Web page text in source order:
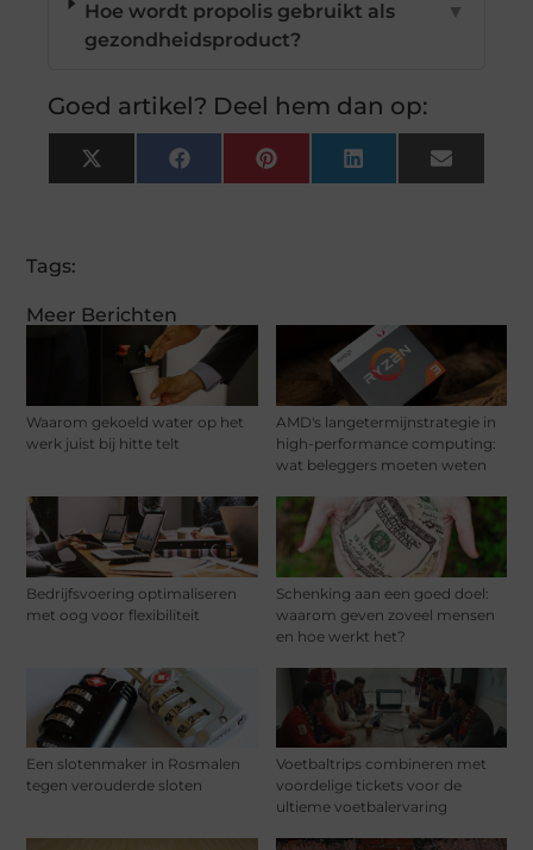
Meer Berichten
Waarom gekoeld water op het
werk juist bij hitte telt
AMD's langetermijnstrategie in
high-performance computing:
wat beleggers moeten weten
Bedrijfsvoering optimaliseren
met oog voor flexibiliteit
Schenking aan een goed doel:
waarom geven zoveel mensen
en hoe werkt het?
Een slotenmaker in Rosmalen
tegen verouderde sloten
Voetbaltrips combineren met
voordelige tickets voor de
ultieme voetbalervaring
Hoe wordt propolis gebruikt als
gezondheidsproduct?
▼
Goed artikel? Deel hem dan op:
X
(Twitter)
FacebookPinterestLinkedInEmail
Tags: